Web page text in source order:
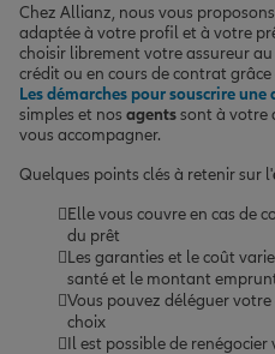
Chez Allianz, nous vous
adaptée à votre profil et à votre
choisir librement votre assureur
crédit ou en cours de contrat
Les démarches pour souscrire
simples et nos agentssont à votre
vous accompagner.
Quelques points clés à retenir sur l'
Elle vous couvre en cas de
du prêt
Les garanties et le coût
santé et le montant
Vous pouvez déléguer
choix
Il est possible de